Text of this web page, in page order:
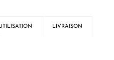
LIVRAISON